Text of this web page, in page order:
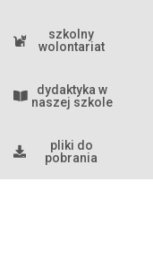
szkolny
wolontariat
dydaktyka w
naszej szkole
pliki do
pobrania